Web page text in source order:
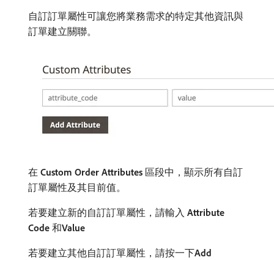
自訂訂單屬性可讓您將業務需求的特定其他資訊與
訂單建立關聯。
在​ Custom Order Attributes ​區段中，顯示所有自訂
訂單屬性及其目前值。
若要建立新的自訂訂單屬性，請輸入​ Attribute
Code ​和​Value
若要建立其他自訂訂單屬性，請按一下​Add